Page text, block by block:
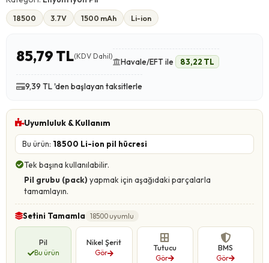
18500 3.7V 1500 mAh Li-ion
85,79 TL(KDV Dahil)
Havale/EFT ile 83,22 TL
9,39 TL 'den başlayan taksitlerle
Uyumluluk & Kullanım
Bu ürün: 18500 Li-ion pil hücresi
Tek başına kullanılabilir.
Pil grubu (pack) yapmak için aşağıdaki parçalarla
tamamlayın.
Setini Tamamla 18500 uyumlu
Pil
Bu ürün
Nikel Şerit
Gör
Tutucu
Gör
BMS
Gör